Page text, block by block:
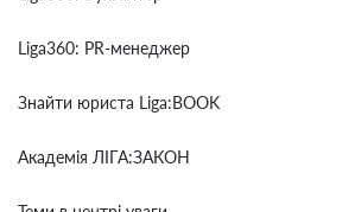
Liga360: PR-менеджер
Знайти юриста Liga:BOOK
Академія ЛІГА:ЗАКОН